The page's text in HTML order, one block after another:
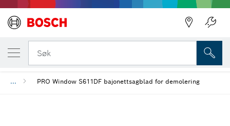
Søk
... PRO Window S611DF bajonettsagblad for demolering
DIN VALGTE VARIANT
PRO Window Demolition S611DF-blad